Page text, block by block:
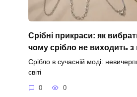
Срібні прикраси: як
чому срібло не виходить
Срібло в сучасній моді:
світі
0 0